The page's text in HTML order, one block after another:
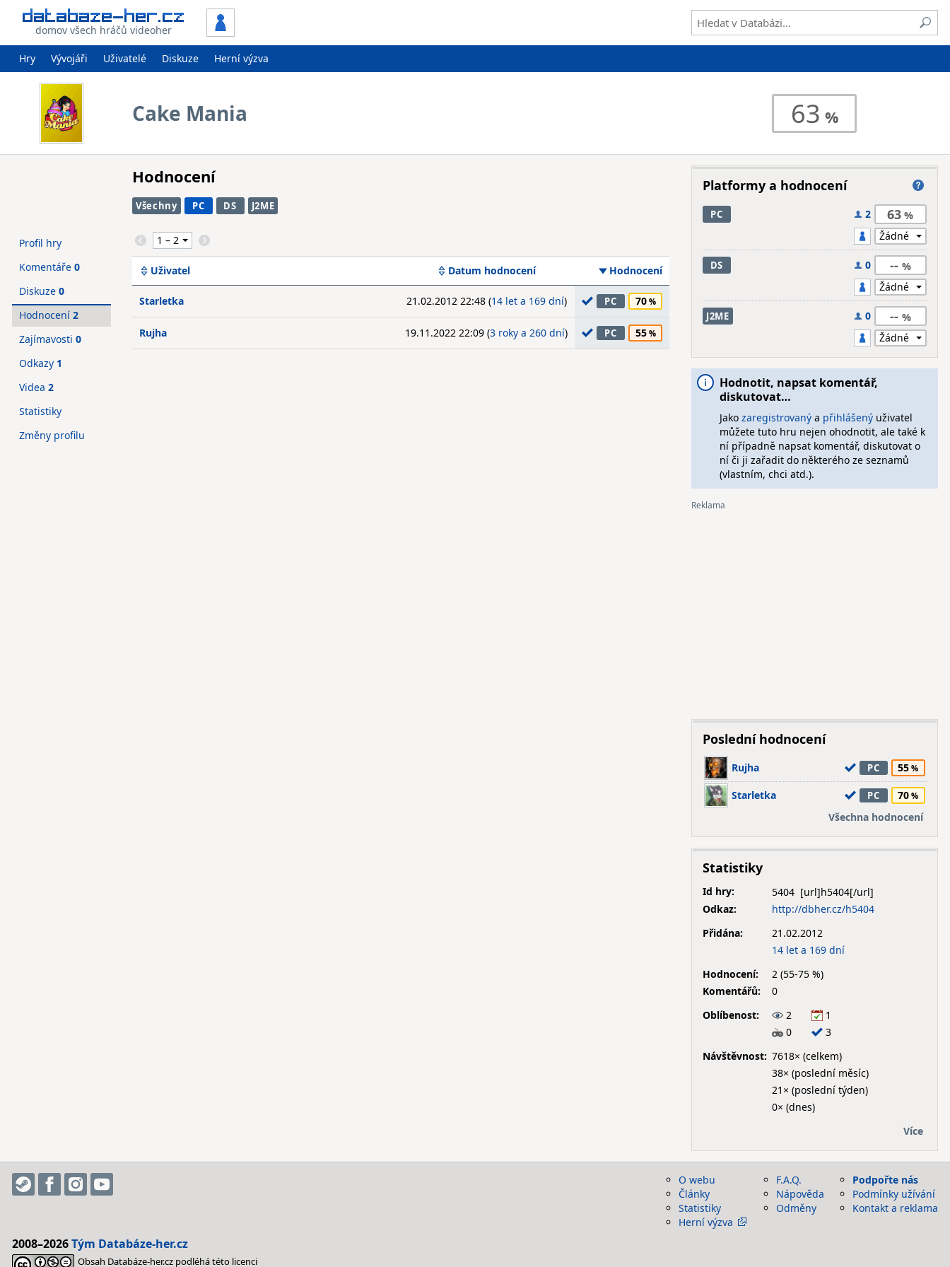
domov všech hráčů videoher
Hry Vývojáři Uživatelé Diskuze Herní výzva
Cake Mania 63
Hodnocení
Všechny PC DS J2ME
Uživatel Datum hodnocení Hodnocení
Starletka 21.02.2012 22:48 (14 let a 169 dní) PC 70
Rujha 19.11.2022 22:09 (3 roky a 260 dní) PC 55
Profil hry
Komentáře 0
Diskuze 0
Hodnocení 2
Zajímavosti 0
Odkazy 1
Videa 2
Statistiky
Změny profilu
Platformy a hodnocení
PC 2 63
DS 0 --
J2ME 0 --
Hodnotit, napsat komentář,
diskutovat…
Jako zaregistrovanýa přihlášenýuživatel
můžete tuto hru nejen ohodnotit, ale také k
ní případně napsat komentář, diskutovat o
ní či ji zařadit do některého ze seznamů
(vlastním, chci atd.).
Poslední hodnocení
Rujha PC 55
Starletka PC
70
Všechna hodnocení
Statistiky
Id hry:
5404
Odkaz:
http://dbher.cz/h5404
Přidána:
21.02.2012
14 let a 169 dní
Hodnocení:
2 (55-75 %)
Komentářů:
0
Oblíbenost:
2
1
0
3
Návštěvnost: 7618× (celkem)
38× (poslední měsíc)
21× (poslední týden)
0× (dnes)
Více
O webu
Články
Statistiky
Herní výzva
F.A.Q.
Nápověda
Odměny
Podpořte nás
Podmínky užívání
Kontakt a reklama
2008–2026Tým Databáze-her.cz
Obsah Databáze-her.cz podléhá této licenci